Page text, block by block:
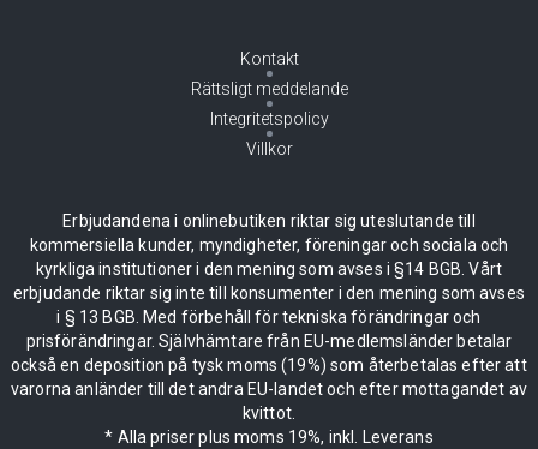
Kontakt
Rättsligt meddelande
Integritetspolicy
Villkor
Erbjudandena i onlinebutiken riktar sig uteslutande till
kommersiella kunder, myndigheter, föreningar och sociala och
kyrkliga institutioner i den mening som avses i §14 BGB. Vårt
erbjudande riktar sig inte till konsumenter i den mening som avses
i § 13 BGB. Med förbehåll för tekniska förändringar och
prisförändringar. Självhämtare från EU-medlemsländer betalar
också en deposition på tysk moms (19%) som återbetalas efter att
varorna anländer till det andra EU-landet och efter mottagandet av
kvittot.
* Alla priser plus moms 19%, inkl. Leverans